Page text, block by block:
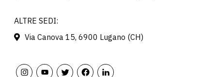
ALTRE SEDI:
Via Canova 15, 6900 Lugano (CH)